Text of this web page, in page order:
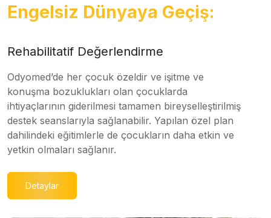
Engelsiz Dünyaya Geçiş:
Rehabilitatif Değerlendirme
Odyomed’de her çocuk özeldir ve işitme ve
konuşma bozuklukları olan çocuklarda
ihtiyaçlarının giderilmesi tamamen bireyselleştirilmiş
destek seanslarıyla sağlanabilir. Yapılan özel plan
dahilindeki eğitimlerle de çocukların daha etkin ve
yetkin olmaları sağlanır.
Detaylar